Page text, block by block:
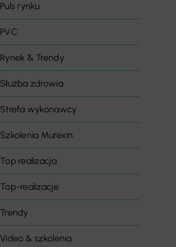
Puls rynku
PVC
Rynek & Trendy
Służba zdrowia
Strefa wykonawcy
Szkolenia Murexin
Top realizacja
Top-realizacje
Trendy
Video & szkolenia